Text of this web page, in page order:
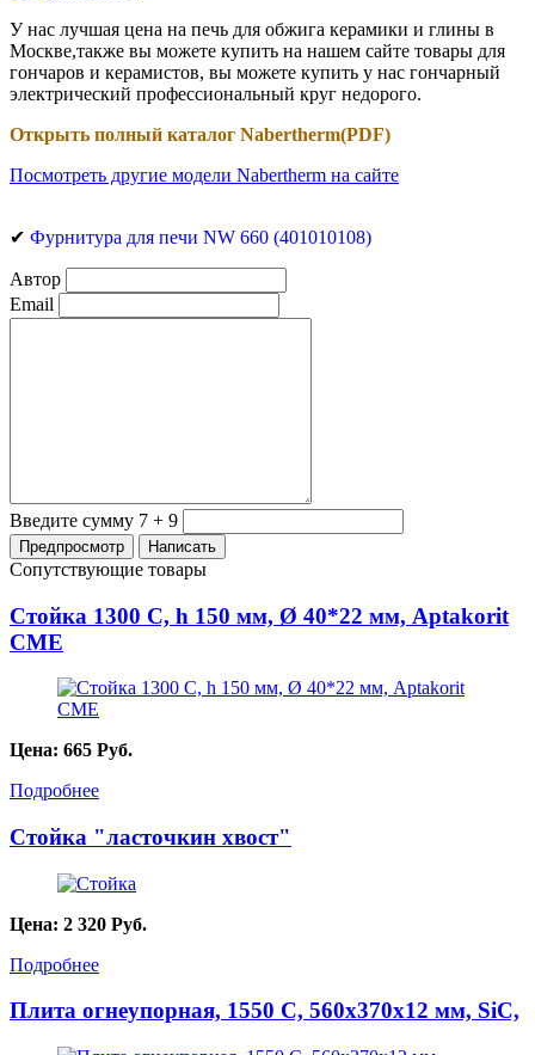
У нас лучшая цена на печь для обжига керамики и глины в
Москве,также вы можете купить на нашем сайте товары для
гончаров и керамистов, вы можете купить у нас гончарный
электрический профессиональный круг недорого.
Открыть полный каталог Nabertherm(PDF)
Посмотреть другие модели Nabertherm на сайте
✔ Фурнитура для печи NW 660 (401010108)
Автор
Email
Введите сумму 7 + 9
Сопутствующие товары
Стойка 1300 С, h 150 мм, Ø 40*22 мм, Aptakorit
CME
Цена: 665 Руб.
Подробнее
Стойка "ласточкин хвост"
Цена: 2 320 Руб.
Подробнее
Плита огнеупорная, 1550 С, 560х370х12 мм, SiC,